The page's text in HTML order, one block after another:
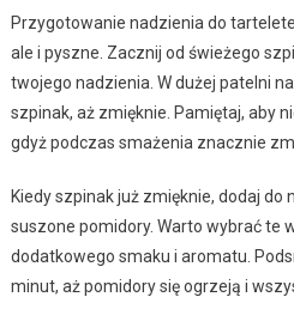
Przygotowanie nadzienia do
ale i pyszne. Zacznij od świeżego
twojego nadzienia. W dużej patelni
szpinak, aż zmięknie. Pamiętaj, aby
gdyż podczas smażenia znacznie
Kiedy szpinak już zmięknie, dodaj do
suszone pomidory. Warto wybrać te
dodatkowego smaku i aromatu.
minut, aż pomidory się ogrzeją i